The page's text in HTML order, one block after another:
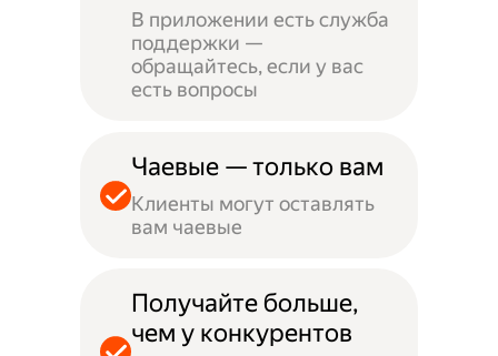
В приложении есть служба
поддержки —
обращайтесь, если у вас
есть вопросы
Чаевые — только вам
Клиенты могут оставлять
вам чаевые
Получайте больше,
чем у конкурентов